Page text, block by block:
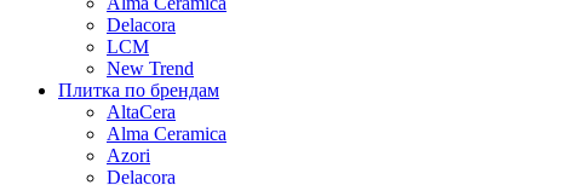
Delacora
LCM
New Trend
Плитка по брендам
AltaCera
Аlma Ceramica
Azori
Delacora